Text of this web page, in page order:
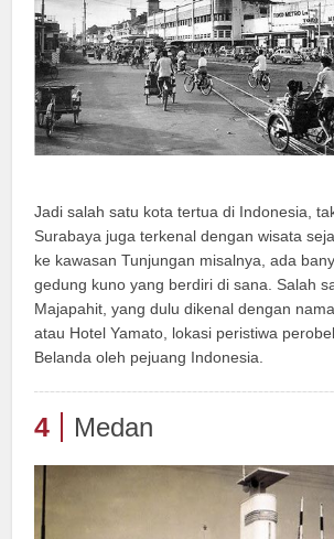
Jadi salah satu kota tertua di Indonesia,
Surabaya juga terkenal dengan wisata
ke kawasan Tunjungan misalnya, ada
gedung kuno yang berdiri di sana. Salah
Majapahit, yang dulu dikenal dengan
atau Hotel Yamato, lokasi peristiwa
Belanda oleh pejuang Indonesia.
4 Medan